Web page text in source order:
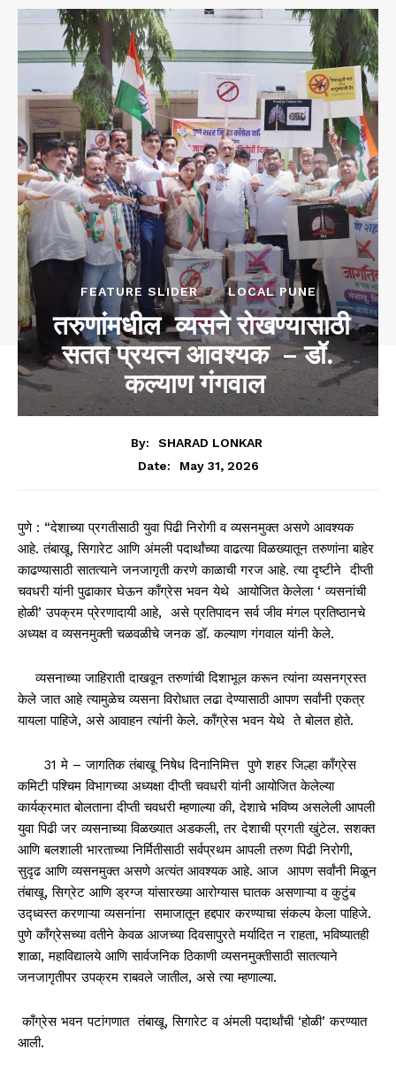
FEATURE SLIDER LOCAL PUNE
तरुणांमधील व्यसने रोखण्यासाठी
सतत प्रयत्न आवश्यक – डॉ.
कल्याण गंगवाल
By:
SHARAD LONKAR
Date:
May 31, 2026
पुणे : “देशाच्या प्रगतीसाठी युवा पिढी निरोगी व व्यसनमुक्त असणे आवश्यक
आहे. तंबाखू, सिगारेट आणि अंमली पदार्थांच्या वाढत्या विळख्यातून तरुणांना बाहेर
काढण्यासाठी सातत्याने जनजागृती करणे काळाची गरज आहे. त्या दृष्टीने दीप्ती
चवधरी यांनी पुढाकार घेऊन काँग्रेस भवन येथे आयोजित केलेला ‘ व्यसनांची
होळी’ उपक्रम प्रेरणादायी आहे, असे प्रतिपादन सर्व जीव मंगल प्रतिष्ठानचे
अध्यक्ष व व्यसनमुक्ती चळवळीचे जनक डॉ. कल्याण गंगवाल यांनी केले.
व्यसनाच्या जाहिराती दाखवून तरुणांची दिशाभूल करून त्यांना व्यसनग्रस्त
केले जात आहे त्यामुळेच व्यसना विरोधात लढा देण्यासाठी आपण सर्वांनी एकत्र
यायला पाहिजे, असे आवाहन त्यांनी केले. काँग्रेस भवन येथे ते बोलत होते.
31 मे – जागतिक तंबाखू निषेध दिनानिमित्त पुणे शहर जिल्हा काँग्रेस
कमिटी पश्चिम विभागच्या अध्यक्षा दीप्ती चवधरी यांनी आयोजित केलेल्या
कार्यक्रमात बोलताना दीप्ती चवधरी म्हणाल्या की, देशाचे भविष्य असलेली आपली
युवा पिढी जर व्यसनाच्या विळख्यात अडकली, तर देशाची प्रगती खुंटेल. सशक्त
आणि बलशाली भारताच्या निर्मितीसाठी सर्वप्रथम आपली तरुण पिढी निरोगी,
सुदृढ आणि व्यसनमुक्त असणे अत्यंत आवश्यक आहे. आज आपण सर्वांनी मिळून
तंबाखू, सिग्रेट आणि ड्रग्ज यांसारख्या आरोग्यास घातक असणाऱ्या व कुटुंब
उद्ध्वस्त करणाऱ्या व्यसनांना समाजातून हद्दपार करण्याचा संकल्प केला पाहिजे.
पुणे काँग्रेसच्या वतीने केवळ आजच्या दिवसापुरते मर्यादित न राहता, भविष्यातही
शाळा, महाविद्यालये आणि सार्वजनिक ठिकाणी व्यसनमुक्तीसाठी सातत्याने
जनजागृतीपर उपक्रम राबवले जातील, असे त्या म्हणाल्या.
काँग्रेस भवन पटांगणात तंबाखू, सिगारेट व अंमली पदार्थांची ‘होळी’ करण्यात
आली.